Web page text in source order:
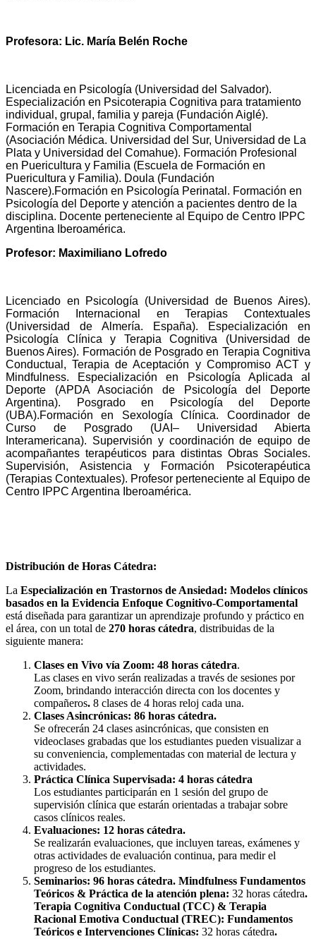
Profesora: Lic. María Belén Roche
Licenciada en Psicología (Universidad del Salvador).
Especialización en Psicoterapia Cognitiva para tratamiento
individual, grupal, familia y pareja (Fundación Aiglé).
Formación en Terapia Cognitiva Comportamental
(Asociación Médica. Universidad del Sur, Universidad de La
Plata y Universidad del Comahue). Formación Profesional
en Puericultura y Familia (Escuela de Formación en
Puericultura y Familia). Doula (Fundación
Nascere).Formación en Psicología Perinatal. Formación en
Psicología del Deporte y atención a pacientes dentro de la
disciplina. Docente perteneciente al Equipo de Centro IPPC
Argentina Iberoamérica.
Profesor: Maximiliano Lofredo
Licenciado en Psicología (Universidad de Buenos Aires).
Formación Internacional en Terapias Contextuales
(Universidad de Almería. España). Especialización en
Psicología Clínica y Terapia Cognitiva (Universidad de
Buenos Aires). Formación de Posgrado en Terapia Cognitiva
Conductual, Terapia de Aceptación y Compromiso ACT y
Mindfulness. Especialización en Psicología Aplicada al
Deporte (APDA Asociación de Psicología del Deporte
Argentina). Posgrado en Psicología del Deporte
(UBA).Formación en Sexología Clínica. Coordinador de
Curso de Posgrado (UAI– Universidad Abierta
Interamericana). Supervisión y coordinación de equipo de
acompañantes terapéuticos para distintas Obras Sociales.
Supervisión, Asistencia y Formación Psicoterapéutica
(Terapias Contextuales). Profesor perteneciente al Equipo de
Centro IPPC Argentina Iberoamérica.
Distribución de Horas Cátedra:
La Especialización en Trastornos de Ansiedad: Modelos clínicos
basados en la Evidencia Enfoque Cognitivo-Comportamental
está diseñada para garantizar un aprendizaje profundo y práctico en
el área, con un total de 270 horas cátedra, distribuidas de la
siguiente manera:
Clases en Vivo vía Zoom: 48 horas cátedra.
Las clases en vivo serán realizadas a través de sesiones por
Zoom, brindando interacción directa con los docentes y
compañeros. 8 clases de 4 horas reloj cada una.
Clases Asincrónicas: 86 horas cátedra.
Se ofrecerán 24 clases asincrónicas, que consisten en
videoclases grabadas que los estudiantes pueden visualizar a
su conveniencia, complementadas con material de lectura y
actividades.
Práctica Clínica Supervisada: 4 horas cátedra
Los estudiantes participarán en 1 sesión del grupo de
supervisión clínica que estarán orientadas a trabajar sobre
casos clínicos reales.
Evaluaciones: 12 horas cátedra.
Se realizarán evaluaciones, que incluyen tareas, exámenes y
otras actividades de evaluación continua, para medir el
progreso de los estudiantes.
Seminarios: 96 horas cátedra. Mindfulness Fundamentos
Teóricos & Práctica de la atención plena: 32 horas cátedra.
Terapia Cognitiva Conductual (TCC) & Terapia
Racional Emotiva Conductual (TREC): Fundamentos
Teóricos e Intervenciones Clínicas: 32 horas cátedra.